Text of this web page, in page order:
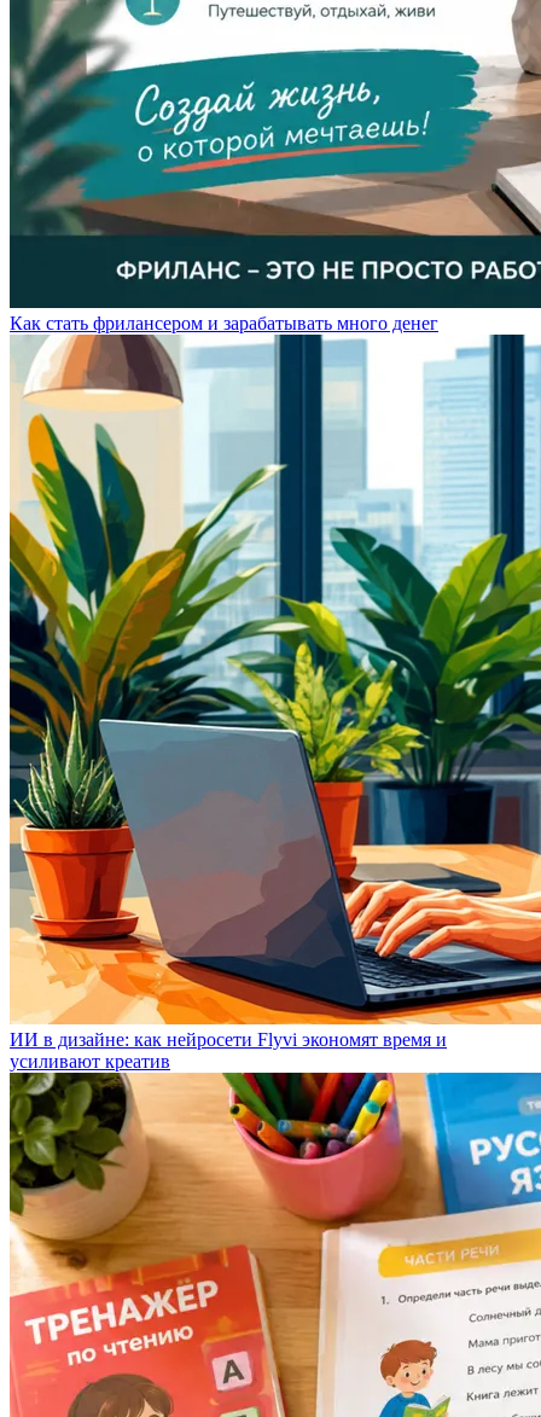
Как стать фрилансером и зарабатывать много денег
ИИ в дизайне: как нейросети Flyvi экономят время и
усиливают креатив